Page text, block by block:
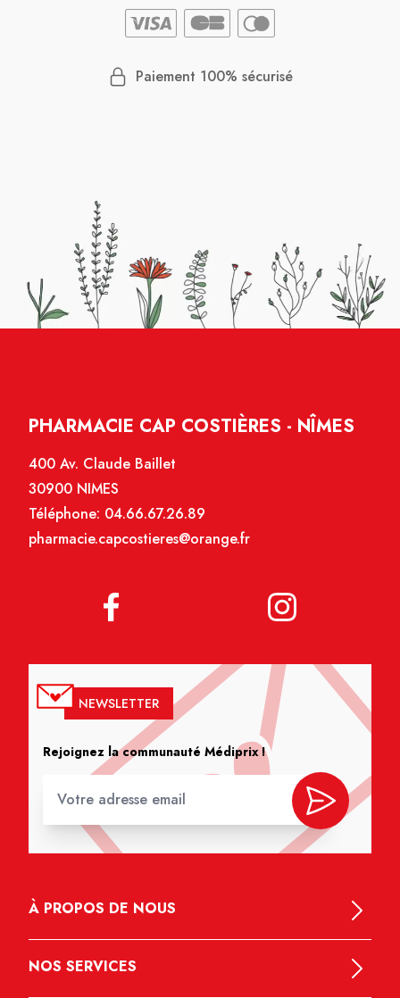
Paiement 100% sécurisé
PHARMACIE CAP COSTIÈRES - NÎMES
400 Av. Claude Baillet
30900 NIMES
Téléphone: 04.66.67.26.89
pharmacie.capcostieres@orange.fr
NEWSLETTER
Rejoignez la communauté Médiprix !
À PROPOS DE NOUS
NOS SERVICES